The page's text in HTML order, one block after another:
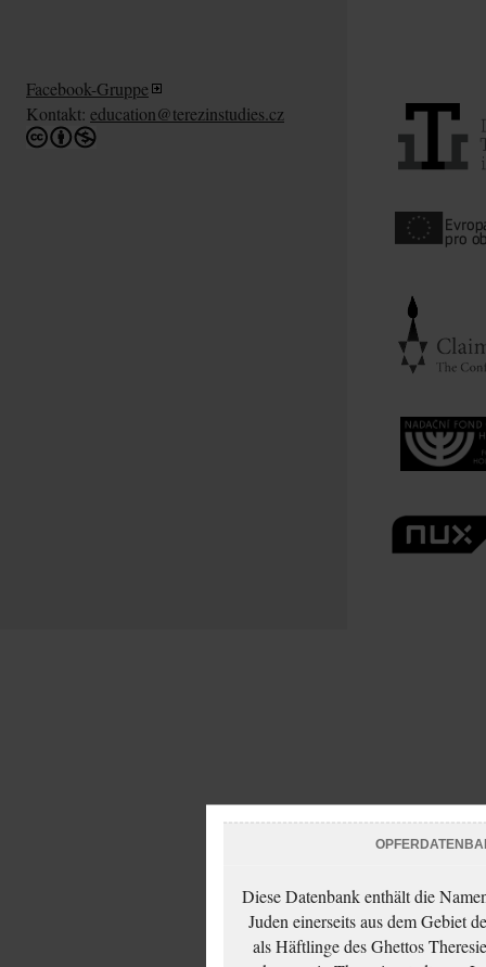
Facebook-Gruppe
Kontakt: education@terezinstudies.cz
Diese Datenbank enthält die
Juden einerseits aus dem Gebiet
als Häftlinge des Ghettos